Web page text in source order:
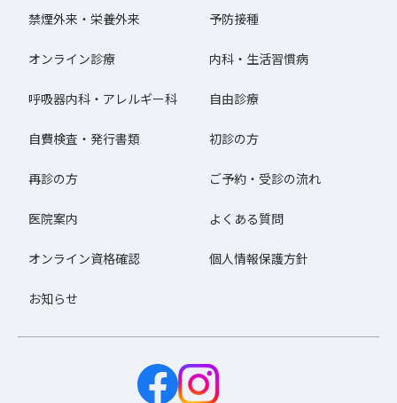
禁煙外来・栄養外来 予防接種
オンライン診療 内科・生活習慣病
呼吸器内科・アレルギー科 自由診療
自費検査・発行書類 初診の方
再診の方 ご予約・受診の流れ
医院案内 よくある質問
オンライン資格確認 個人情報保護方針
お知らせ